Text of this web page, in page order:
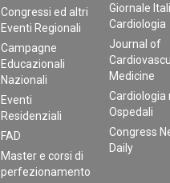
Congressi ed altri
Eventi Regionali
Campagne
Educazionali
Nazionali
Eventi
Residenziali
FAD
Master e corsi di
perfezionamento
Giornale
Cardiologia
Journal of
Medicine
Cardiologia
Ospedali
Congress
Daily